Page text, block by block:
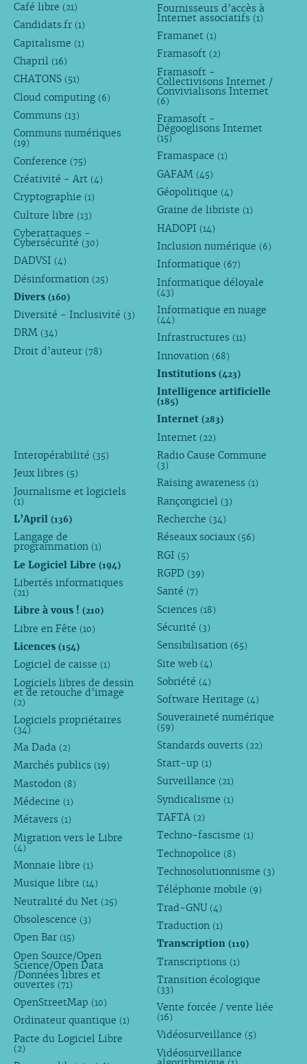
Café libre (21)
Candidats.fr (1)
Capitalisme (1)
Chapril (16)
CHATONS (51)
Cloud computing (6)
Communs (13)
Communs numériques
(19)
Conference (75)
Créativité - Art (4)
Cryptographie (1)
Culture libre (13)
Cyberattaques -
Cybersécurité (30)
DADVSI (4)
Désinformation (25)
Divers (160)
Diversité - Inclusivité (3)
DRM (34)
Droit d’auteur (78)
Fournisseurs d’accès à
Internet associatifs (1)
Framanet (1)
Framasoft (2)
Framasoft -
Collectivisons Internet /
Convivialisons Internet
(6)
Framasoft -
Dégooglisons Internet
(15)
Framaspace (1)
GAFAM (45)
Géopolitique (4)
Graine de libriste (1)
HADOPI (14)
Inclusion numérique (6)
Informatique (67)
Informatique déloyale
(43)
Informatique en nuage
(44)
Infrastructures (11)
Innovation (68)
Institutions(423)
Intelligence artificielle
(185)
Internet(283)
Internet (22)
Interopérabilité (35)
Jeux libres (5)
Journalisme et logiciels
(1)
L’April (136)
Langage de
programmation (1)
Le Logiciel Libre (194)
Libertés informatiques
(21)
Libre à vous ! (210)
Libre en Fête (10)
Licences (154)
Logiciel de caisse (1)
Logiciels libres de dessin
et de retouche d’image
(2)
Logiciels propriétaires
(34)
Ma Dada (2)
Marchés publics (19)
Mastodon (8)
Médecine (1)
Métavers (1)
Migration vers le Libre
(4)
Monnaie libre (1)
Musique libre (14)
Neutralité du Net (25)
Obsolescence (3)
Open Bar (15)
Open Source/Open
Science/Open Data
/Données libres et
ouvertes (71)
OpenStreetMap (10)
Ordinateur quantique (1)
Pacte du Logiciel Libre
(2)
Radio Cause Commune
(3)
Raising awareness (1)
Rançongiciel (3)
Recherche (34)
Réseaux sociaux (56)
RGI (5)
RGPD (39)
Santé (7)
Sciences (18)
Sécurité (3)
Sensibilisation (65)
Site web (4)
Sobriété (4)
Software Heritage (4)
Souveraineté numérique
(59)
Standards ouverts (22)
Start-up (1)
Surveillance (21)
Syndicalisme (1)
TAFTA (2)
Techno-fascisme (1)
Technopolice (8)
Technosolutionnisme (3)
Téléphonie mobile (9)
Trad-GNU (4)
Traduction (1)
Transcription(119)
Transcriptions (1)
Transition écologique
(33)
Vente forcée / vente liée
(16)
Vidéosurveillance (5)
Vidéosurveillance